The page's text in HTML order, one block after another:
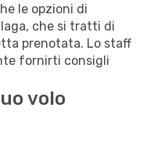
le opzioni di
che si tratti di
prenotata. Lo staff
fornirti consigli
volo